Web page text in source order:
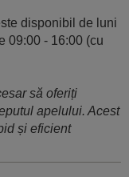
disponibil de luni
09:00 - 16:00 (cu
să oferiți
apelului. Acest
și eficient